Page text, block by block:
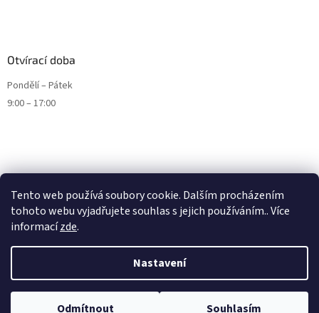
Tento web používá soubory cookie. Dalším procházením
tohoto webu vyjadřujete souhlas s jejich používáním.. Více
informacízde.
Nastavení
Odmítnout Souhlasím
Otvírací doba
Pondělí – Pátek
9:00 – 17:00
Vytvořil Shoptet
Copyright 2026ENDURO9.CZ . Všechna práva vyhrazena.